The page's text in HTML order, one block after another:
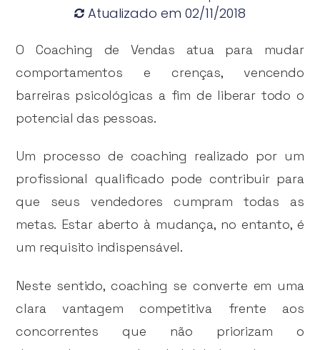
Atualizado em 02/11/2018
O Coaching de Vendas atua para mudar
comportamentos e crenças, vencendo
barreiras psicológicas a fim de liberar todo o
potencial das pessoas.
Um processo de coaching realizado por um
profissional qualificado pode contribuir para
que seus vendedores cumpram todas as
metas. Estar aberto à mudança, no entanto, é
um requisito indispensável.
Neste sentido, coaching se converte em uma
clara vantagem competitiva frente aos
concorrentes que não priorizam o